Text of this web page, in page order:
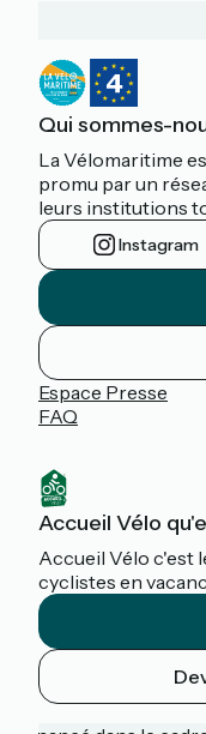
Qui sommes-
La Vélomaritime
promu par un
leurs institutions
Instagram
Espace Presse
FAQ
Accueil Vélo
Accueil Vélo c'est
cyclistes en